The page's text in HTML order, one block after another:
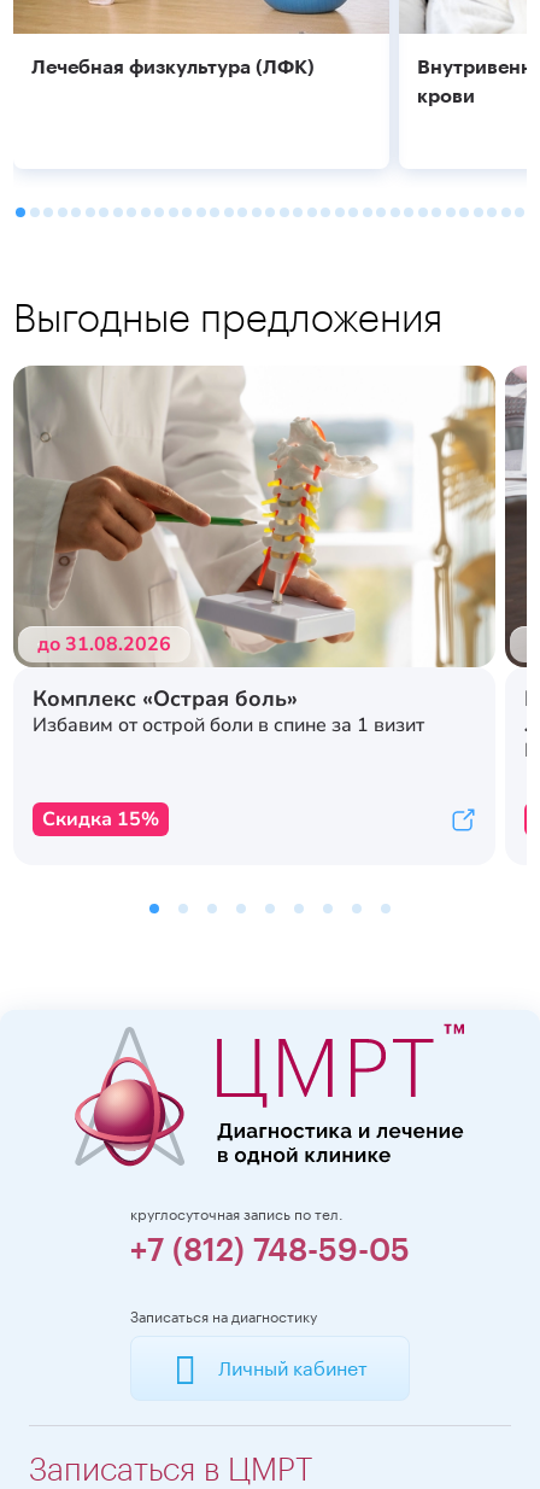
Лечебная физкультура (ЛФК)
Подробнее
крови
Подробнее
Выгодные предложения
до 31.08.2026
Комплекс «Острая боль»
Избавим от острой боли в спине за 1 визит
Скидка 15%
круглосуточная запись по тел.
+7 (812) 748-59-05
Записаться на диагностику
Личный кабинет
Записаться в ЦМРТ